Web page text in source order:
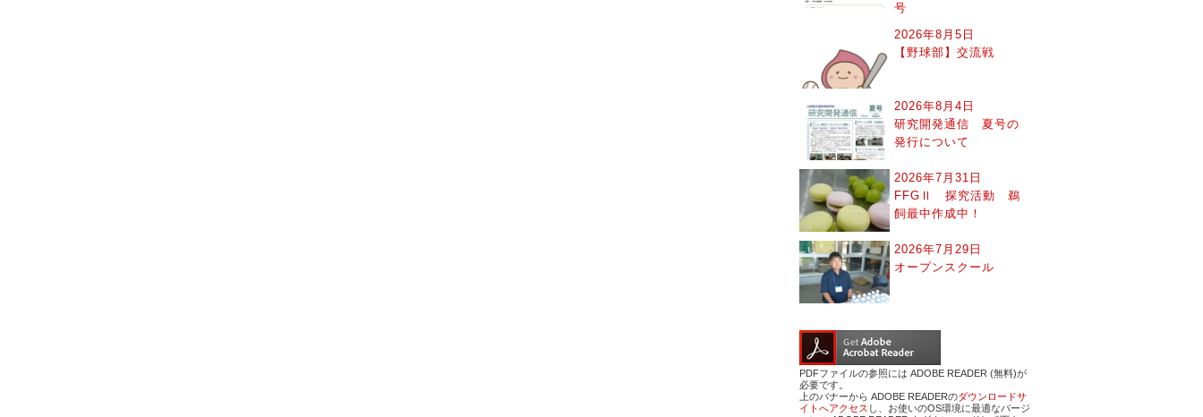
号
2026年8月5日
【野球部】交流戦
2026年8月4日
研究開発通信 夏号の
発行について
2026年7月31日
FFGⅡ 探究活動 鵜
飼最中作成中！
2026年7月29日
オープンスクール
PDFファイルの参照には ADOBE READER (無料)が
必要です。
上のバナーから ADOBE READERのダウンロードサ
イトへアクセス し、お使いのOS環境に最適なバージ